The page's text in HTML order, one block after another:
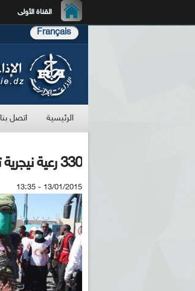
القناة الأولى
Français
الرئيسية اتصل بنا
330 رعية نيجرية تغادر مركز الإستقبال بتمنراست في اتجاه بلدهم الأصلي
13/01/2015 - 13:35